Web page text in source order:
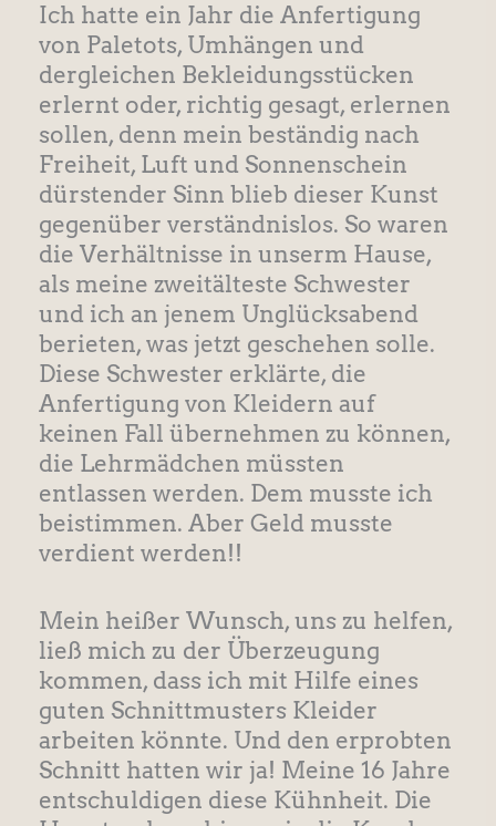
Ich hatte ein Jahr die Anfertigung
von Paletots, Umhängen und
dergleichen Bekleidungsstücken
erlernt oder, richtig gesagt, erlernen
sollen, denn mein beständig nach
Freiheit, Luft und Sonnenschein
dürstender Sinn blieb dieser Kunst
gegenüber verständnislos. So waren
die Verhältnisse in unserm Hause,
als meine zweitälteste Schwester
und ich an jenem Unglücksabend
berieten, was jetzt geschehen solle.
Diese Schwester erklärte, die
Anfertigung von Kleidern auf
keinen Fall übernehmen zu können,
die Lehrmädchen müssten
entlassen werden. Dem musste ich
beistimmen. Aber Geld musste
verdient werden!!
Mein heißer Wunsch, uns zu helfen,
ließ mich zu der Überzeugung
kommen, dass ich mit Hilfe eines
guten Schnittmusters Kleider
arbeiten könnte. Und den erprobten
Schnitt hatten wir ja! Meine 16 Jahre
entschuldigen diese Kühnheit. Die